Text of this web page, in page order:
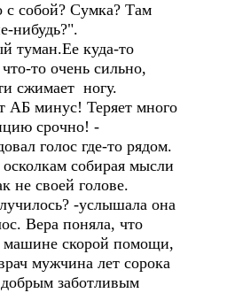
собой? Сумка? Там
нибудь?".
туман.Ее куда-то
то очень сильно,
сжимает ногу.
АБ минус! Теряет много
срочно! -
голос где-то рядом.
собирая мысли
не своей голове.
-услышала она
Вера поняла, что
машине скорой помощи,
мужчина лет сорока
заботливым